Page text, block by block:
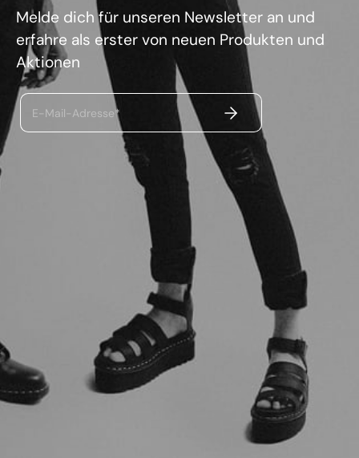
Melde dich für unseren Newsletter an und
erfahre als erster von neuen Produkten und
Aktionen
E-Mail-Adresse* ABSENDEN